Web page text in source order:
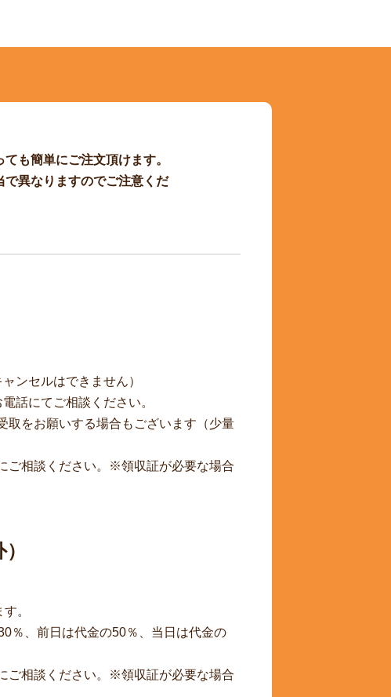
ても簡単にご注文頂けます。
で異なりますのでご注意くだ
ンセルはできません）
話にてご相談ください。
取をお願いする場合もございます（少量
ご相談ください。※領収証が必要な場合
。
％、前日は代金の50％、当日は代金の
ご相談ください。※領収証が必要な場合